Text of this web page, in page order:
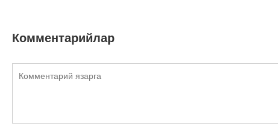
Комментарийлар